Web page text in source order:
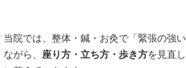
当院では、整体・鍼・お灸で「緊張の強
ながら、 座り方・立ち方・歩き方を見直